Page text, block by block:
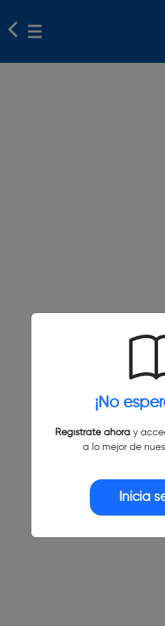
¡No
Regístrate ahoray
a lo mejor de
Inicia